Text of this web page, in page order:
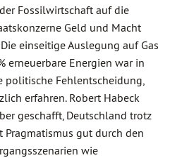
Fossilwirtschaft auf die
Geld und Macht
einseitige Auslegung auf Gas
erneuerbare Energien war in
politische Fehlentscheidung,
erfahren. Robert Habeck
geschafft, Deutschland trotz
gut durch den
wie